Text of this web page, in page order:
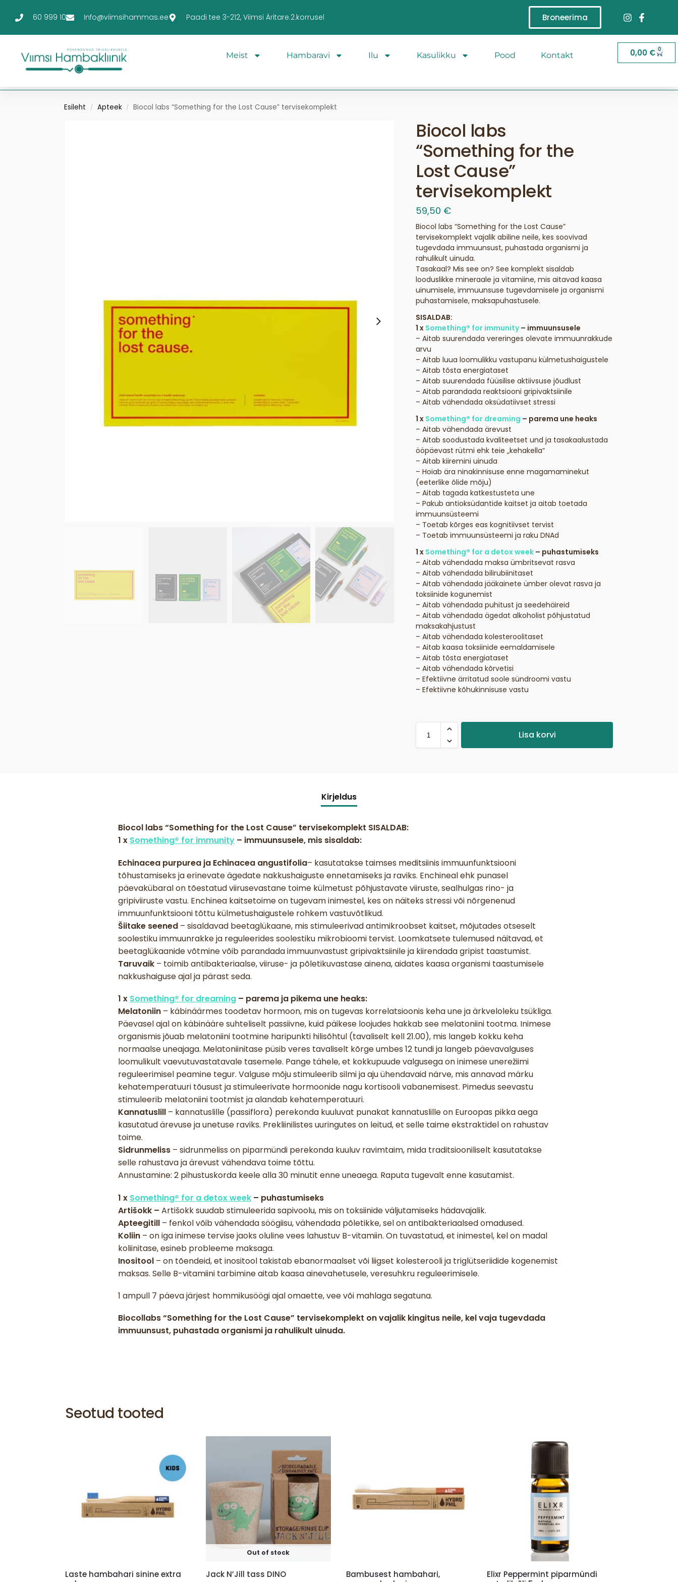
60 999 10 Info@viimsihammas.ee Paadi tee 3-212, Viimsi Äritare.2.korrusel Broneerima
Meist Hambaravi Ilu Kasulikku Pood Kontakt 0,00 € 0
Esileht / Apteek / Biocol labs “Something for the Lost Cause” tervisekomplekt
Biocol labs
“Something for the
Lost Cause”
tervisekomplekt
59,50 €
Biocol labs “Something for the Lost Cause”
tervisekomplekt vajalik abiline neile, kes soovivad
tugevdada immuunsust, puhastada organismi ja
rahulikult uinuda.
Tasakaal? Mis see on? See komplekt sisaldab
looduslikke mineraale ja vitamiine, mis aitavad kaasa
uinumisele, immuunsuse tugevdamisele ja organismi
puhastamisele, maksapuhastusele.
SISALDAB:
1 x Something® for immunity– immuunsusele
– Aitab suurendada vereringes olevate immuunrakkude
arvu
– Aitab luua loomulikku vastupanu külmetushaigustele
– Aitab tõsta energiataset
– Aitab suurendada füüsilise aktiivsuse jõudlust
– Aitab parandada reaktsiooni gripivaktsiinile
– Aitab vähendada oksüdatiivset stressi
1 x Something® for dreaming – parema une heaks
– Aitab vähendada ärevust
– Aitab soodustada kvaliteetset und ja tasakaalustada
ööpäevast rütmi ehk teie „kehakella“
– Aitab kiiremini uinuda
– Hoiab ära ninakinnisuse enne magamaminekut
(eeterlike õlide mõju)
– Aitab tagada katkestusteta une
– Pakub antioksüdantide kaitset ja aitab toetada
immuunsüsteemi
– Toetab kõrges eas kognitiivset tervist
– Toetab immuunsüsteemi ja raku DNAd
1 x Something® for a detox week – puhastumiseks
– Aitab vähendada maksa ümbritsevat rasva
– Aitab vähendada bilirubiinitaset
– Aitab vähendada jääkainete ümber olevat rasva ja
toksiinide kogunemist
– Aitab vähendada puhitust ja seedehäireid
– Aitab vähendada ägedat alkoholist põhjustatud
maksakahjustust
– Aitab vähendada kolesteroolitaset
– Aitab kaasa toksiinide eemaldamisele
– Aitab tõsta energiataset
– Aitab vähendada kõrvetisi
– Efektiivne ärritatud soole sündroomi vastu
– Efektiivne kõhukinnisuse vastu
Lisa korvi
Kirjeldus
Biocol labs “Something for the Lost Cause” tervisekomplekt SISALDAB:
1 x Something® for immunity– immuunsusele, mis sisaldab:
Echinacea purpurea ja Echinacea angustifolia– kasutatakse taimses meditsiinis immuunfunktsiooni
tõhustamiseks ja erinevate ägedate nakkushaiguste ennetamiseks ja raviks. Enchineal ehk punasel
päevakübaral on tõestatud viirusevastane toime külmetust põhjustavate viiruste, sealhulgas rino- ja
gripiviiruste vastu. Enchinea kaitsetoime on tugevam inimestel, kes on näiteks stressi või nõrgenenud
immuunfunktsiooni tõttu külmetushaigustele rohkem vastuvõtlikud.
Šiitake seened– sisaldavad beetaglükaane, mis stimuleerivad antimikroobset kaitset, mõjutades otseselt
soolestiku immuunrakke ja reguleerides soolestiku mikrobioomi tervist. Loomkatsete tulemused näitavad, et
beetaglükaanide võtmine võib parandada immuunvastust gripivaktsiinile ja kiirendada gripist taastumist.
Taruvaik– toimib antibakteriaalse, viiruse- ja põletikuvastase ainena, aidates kaasa organismi taastumisele
nakkushaiguse ajal ja pärast seda.
1 x Something® for dreaming– parema ja pikema une heaks:
Melatoniin– käbinäärmes toodetav hormoon, mis on tugevas korrelatsioonis keha une ja ärkveloleku tsükliga.
Päevasel ajal on käbinääre suhteliselt passiivne, kuid päikese loojudes hakkab see melatoniini tootma. Inimese
organismis jõuab melatoniini tootmine haripunkti hilisõhtul (tavaliselt kell 21.00), mis langeb kokku keha
normaalse uneajaga. Melatoniinitase püsib veres tavaliselt kõrge umbes 12 tundi ja langeb päevavalguses
loomulikult vaevutuvastatavale tasemele. Pange tähele, et kokkupuude valgusega on inimese unerežiimi
reguleerimisel peamine tegur. Valguse mõju stimuleerib silmi ja aju ühendavaid närve, mis annavad märku
kehatemperatuuri tõusust ja stimuleerivate hormoonide nagu kortisooli vabanemisest. Pimedus seevastu
stimuleerib melatoniini tootmist ja alandab kehatemperatuuri.
Kannatuslill– kannatuslille (passiflora) perekonda kuuluvat punakat kannatuslille on Euroopas pikka aega
kasutatud ärevuse ja unetuse raviks. Prekliinilistes uuringutes on leitud, et selle taime ekstraktidel on rahustav
toime.
Sidrunmeliss– sidrunmeliss on piparmündi perekonda kuuluv ravimtaim, mida traditsiooniliselt kasutatakse
selle rahustava ja ärevust vähendava toime tõttu.
Annustamine: 2 pihustuskorda keele alla 30 minutit enne uneaega. Raputa tugevalt enne kasutamist.
1 x Something® for a detox week– puhastumiseks
Artišokk – Artišokk suudab stimuleerida sapivoolu, mis on toksiinide väljutamiseks hädavajalik.
Apteegitill– fenkol võib vähendada söögiisu, vähendada põletikke, sel on antibakteriaalsed omadused.
Koliin– on iga inimese tervise jaoks oluline vees lahustuv B-vitamiin. On tuvastatud, et inimestel, kel on madal
koliinitase, esineb probleeme maksaga.
Inositool– on tõendeid, et inositool takistab ebanormaalset või liigset kolesterooli ja triglütseriidide kogenemist
maksas. Selle B-vitamiini tarbimine aitab kaasa ainevahetusele, veresuhkru reguleerimisele.
1 ampull 7 päeva järjest hommikusöögi ajal omaette, vee või mahlaga segatuna.
Biocollabs “Something for the Lost Cause” tervisekomplekt on vajalik kingitus neile, kel vaja tugevdada
immuunsust, puhastada organismi ja rahulikult uinuda.
Seotud tooted
Laste hambahari sinine extra
Out of stock
Jack N’Jill tass DINO
Bambusest hambahari,
Elixr Peppermint piparmündi